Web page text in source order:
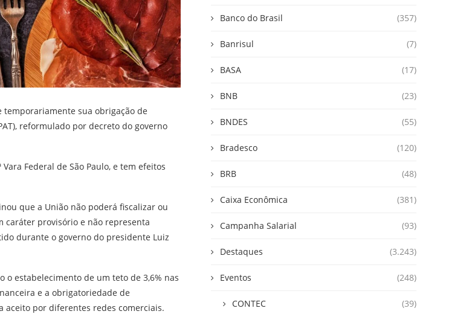
sua obrigação de
reformulado por decreto do governo
Federal de São Paulo, e tem efeitos
que a União não poderá fiscalizar ou
caráter provisório e não representa
durante o governo do presidente Luiz
estabelecimento de um teto de 3,6% nas
e a obrigatoriedade de
por diferentes redes comerciais.
Banco do Brasil (357)
Banrisul (7)
BASA (17)
BNB (23)
BNDES (55)
Bradesco (120)
BRB (48)
Caixa Econômica (381)
Campanha Salarial (93)
Destaques (3.243)
Eventos (248)
CONTEC (39)